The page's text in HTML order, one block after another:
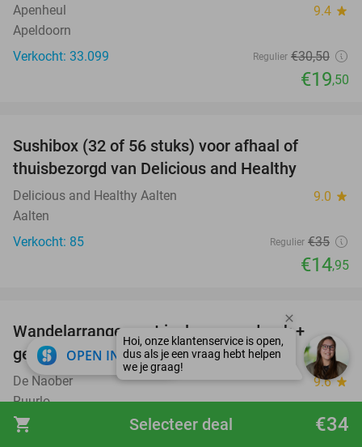
shopping_cart €34
Selecteer deal
Apenheul 9.4 star
Apeldoorn
Verkocht: 33.099
Regulier €30,50
€19,50
Sushibox (32 of 56 stuks) voor afhaal of
thuisbezorgd van Delicious and Healthy
Delicious and Healthy Aalten 9.0 star
Aalten
Verkocht: 85
Regulier €35
€14,95
44%
Wandelarrangement incl. warme drank +
gebak + 2-gangenlunch bij De Naober
De Naober 9.6star
Ruurlo
Verkocht: 38
,50
OPEN IN APP close